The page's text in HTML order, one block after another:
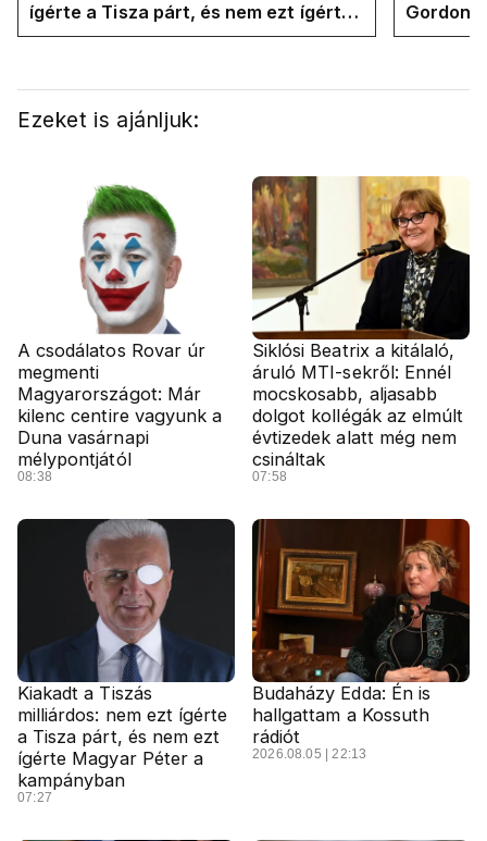
ígérte a Tisza párt, és nem ezt ígérte
Magyar Péter a kampányban
Gordon
Magyar
Ezeket is ajánljuk:
A csodálatos Rovar úr
megmenti
Magyarországot: Már
kilenc centire vagyunk a
Duna vasárnapi
mélypontjától
08:38
Siklósi Beatrix a kitálaló,
áruló MTI-sekről: Ennél
mocskosabb, aljasabb
dolgot kollégák az elmúlt
évtizedek alatt még nem
csináltak
07:58
Kiakadt a Tiszás
milliárdos: nem ezt ígérte
a Tisza párt, és nem ezt
ígérte Magyar Péter a
kampányban
07:27
Budaházy Edda: Én is
hallgattam a Kossuth
rádiót
2026.08.05 | 22:13